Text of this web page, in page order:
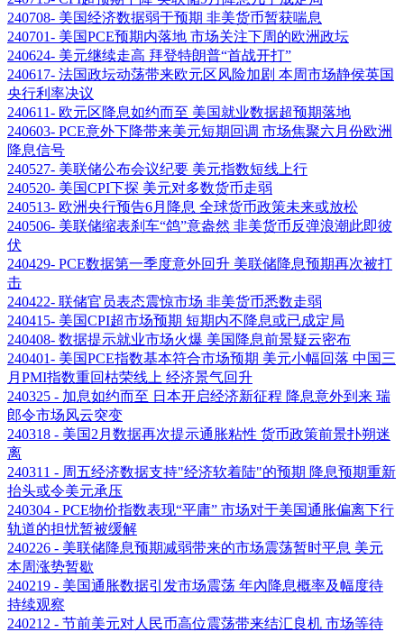
240708- 美国经济数据弱于预期 非美货币暂获喘息
240701- 美国PCE预期内落地 市场关注下周的欧洲政坛
240624- 美元继续走高 拜登特朗普“首战开打”
240617- 法国政坛动荡带来欧元区风险加剧 本周市场静侯英国
央行利率决议
240611- 欧元区降息如约而至 美国就业数据超预期落地
240603- PCE意外下降带来美元短期回调 市场焦聚六月份欧洲
降息信号
240527- 美联储公布会议纪要 美元指数短线上行
240520- 美国CPI下探 美元对多数货币走弱
240513- 欧洲央行预告6月降息 全球货币政策未来或放松
240506- 美联储缩表刹车“鸽”意盎然 非美货币反弹浪潮此即彼
伏
240429- PCE数据第一季度意外回升 美联储降息预期再次被打
击
240422- 联储官员表态震惊市场 非美货币悉数走弱
240415- 美国CPI超市场预期 短期内不降息或已成定局
240408- 数据提示就业市场火爆 美国降息前景疑云密布
240401- 美国PCE指数基本符合市场预期 美元小幅回落 中国三
月PMI指数重回枯荣线上 经济景气回升
240325 - 加息如约而至 日本开启经济新征程 降息意外到来 瑞
郎令市场风云突变
240318 - 美国2月数据再次提示通胀粘性 货币政策前景扑朔迷
离
240311 - 周五经济数据支持"经济软着陆"的预期 降息预期重新
抬头或令美元承压
240304 - PCE物价指数表现“平庸” 市场对于美国通胀偏离下行
轨道的担忧暂被缓解
240226 - 美联储降息预期减弱带来的市场震荡暂时平息 美元
本周涨势暂歇
240219 - 美国通胀数据引发市场震荡 年內降息概率及幅度待
持续观察
240212 - 节前美元对人民币高位震荡带来结汇良机 市场等待